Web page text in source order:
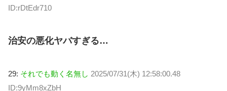
ID:rDtEdr710
治安の悪化ヤバすぎる…
29: それでも動く名無し 2025/07/31(木) 12:58:00.48
ID:9yMm8xZbH